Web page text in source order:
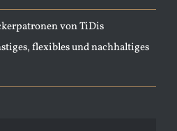
von TiDis
flexibles und nachhaltiges